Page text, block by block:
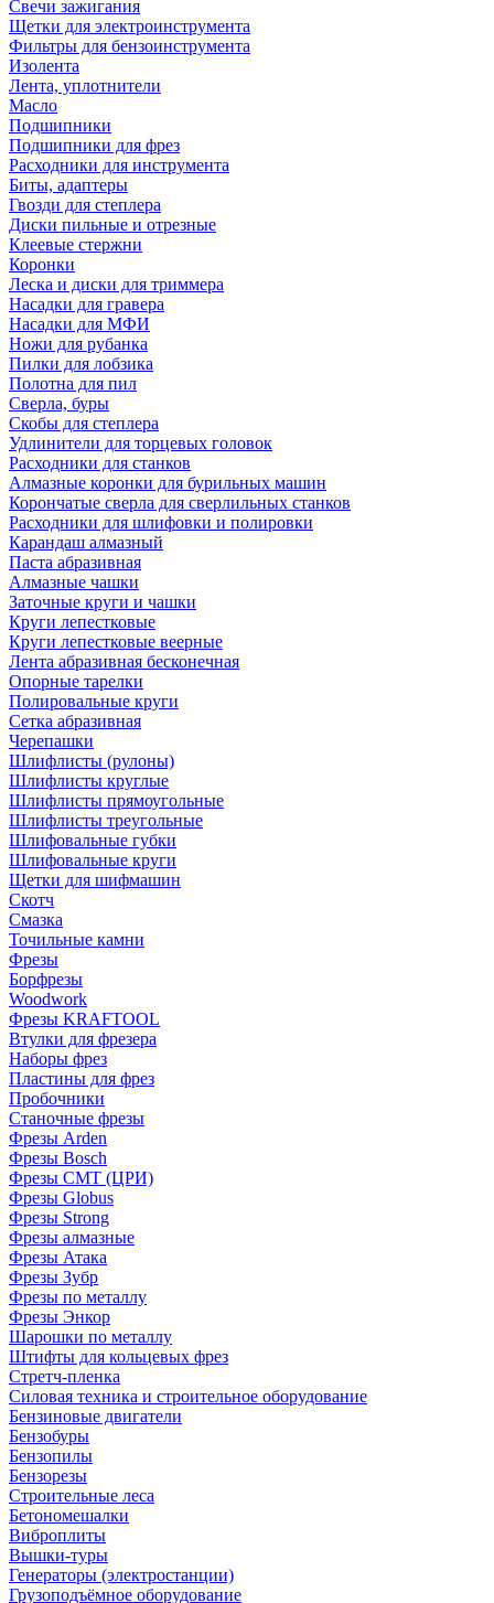
Свечи зажигания
Щетки для электроинструмента
Фильтры для бензоинструмента
Изолента
Лента, уплотнители
Масло
Подшипники
Подшипники для фрез
Расходники для инструмента
Биты, адаптеры
Гвозди для степлера
Диски пильные и отрезные
Клеевые стержни
Коронки
Леска и диски для триммера
Насадки для гравера
Насадки для МФИ
Ножи для рубанка
Пилки для лобзика
Полотна для пил
Сверла, буры
Скобы для степлера
Удлинители для торцевых головок
Расходники для станков
Алмазные коронки для бурильных машин
Корончатые сверла для сверлильных станков
Расходники для шлифовки и полировки
Карандаш алмазный
Паста абразивная
Алмазные чашки
Заточные круги и чашки
Круги лепестковые
Круги лепестковые веерные
Лента абразивная бесконечная
Опорные тарелки
Полировальные круги
Сетка абразивная
Черепашки
Шлифлисты (рулоны)
Шлифлисты круглые
Шлифлисты прямоугольные
Шлифлисты треугольные
Шлифовальные губки
Шлифовальные круги
Щетки для шифмашин
Скотч
Смазка
Точильные камни
Фрезы
Борфрезы
Woodwork
Фрезы KRAFTOOL
Втулки для фрезера
Наборы фрез
Пластины для фрез
Пробочники
Станочные фрезы
Фрезы Arden
Фрезы Bosch
Фрезы CMT (ЦРИ)
Фрезы Globus
Фрезы Strong
Фрезы алмазные
Фрезы Атака
Фрезы Зубр
Фрезы по металлу
Фрезы Энкор
Шарошки по металлу
Штифты для кольцевых фрез
Стретч-пленка
Силовая техника и строительное оборудование
Бензиновые двигатели
Бензобуры
Бензопилы
Бензорезы
Строительные леса
Бетономешалки
Виброплиты
Вышки-туры
Генераторы (электростанции)
Грузоподъёмное оборудование